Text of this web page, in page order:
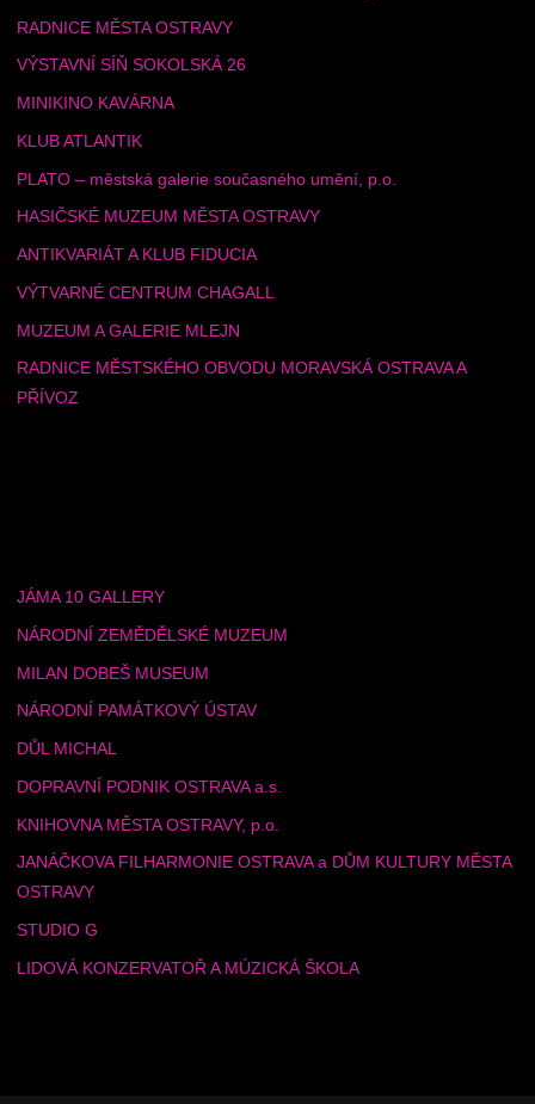
RADNICE MĚSTA OSTRAVY
VÝSTAVNÍ SÍŇ SOKOLSKÁ 26
MINIKINO KAVÁRNA
KLUB ATLANTIK
PLATO – městská galerie současného umění, p.o.
HASIČSKÉ MUZEUM MĚSTA OSTRAVY
ANTIKVARIÁT A KLUB FIDUCIA
VÝTVARNÉ CENTRUM CHAGALL
MUZEUM A GALERIE MLEJN
RADNICE MĚSTSKÉHO OBVODU MORAVSKÁ OSTRAVA A
PŘÍVOZ
JÁMA 10 GALLERY
NÁRODNÍ ZEMĚDĚLSKÉ MUZEUM
MILAN DOBEŠ MUSEUM
NÁRODNÍ PAMÁTKOVÝ ÚSTAV
DŮL MICHAL
DOPRAVNÍ PODNIK OSTRAVA a.s.
KNIHOVNA MĚSTA OSTRAVY, p.o.
JANÁČKOVA FILHARMONIE OSTRAVA a DŮM KULTURY MĚSTA
OSTRAVY
STUDIO G
LIDOVÁ KONZERVATOŘ A MÚZICKÁ ŠKOLA